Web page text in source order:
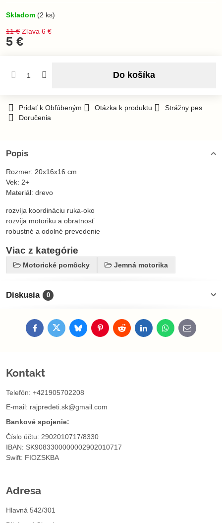
Skladom (2 ks)
11 € Zľava 6 €
5 €
Do košíka
Pridať k Obľúbeným Otázka k produktu
Strážny pes
Doručenia
Popis
Rozmer: 20x16x16 cm
Vek: 2+
Materiál: drevo
rozvíja koordináciu ruka-oko
rozvíja motoriku a obratnosť
robustné a odolné prevedenie
Viac z kategórie
Motorické pomôcky Jemná motorika
Diskusia 0
FacebookTwitterBlueskyPinterestRedditLinkedInWhatsApp
E-
mail
Kontakt
Telefón: +421905702208
E-mail: rajpredeti.sk@gmail.com
Bankové spojenie:
Číslo účtu: 2902010717/8330
IBAN: SK9083300000002902010717
Swift: FIOZSKBA
Adresa
Hlavná 542/301